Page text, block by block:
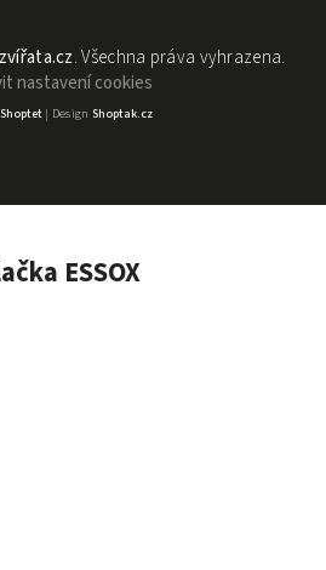
. Všechna práva vyhrazena.
nastavení cookies
Shoptet| Design Shoptak.cz
ESSOX